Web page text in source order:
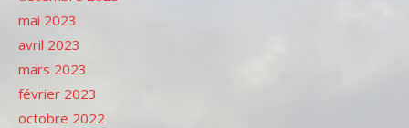
mai 2023
avril 2023
mars 2023
février 2023
octobre 2022